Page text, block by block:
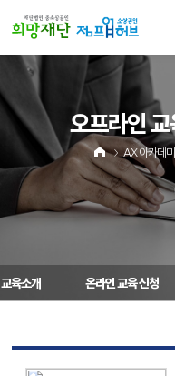
오프라인
AX 아카데미
교육소개 온라인 교육 신청